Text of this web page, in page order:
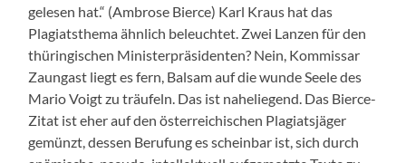
gelesen hat.“ (Ambrose Bierce) Karl Kraus hat das
Plagiatsthema ähnlich beleuchtet. Zwei Lanzen für den
thüringischen Ministerpräsidenten? Nein, Kommissar
Zaungast liegt es fern, Balsam auf die wunde Seele des
Mario Voigt zu träufeln. Das ist naheliegend. Das Bierce-
Zitat ist eher auf den österreichischen Plagiatsjäger
gemünzt, dessen Berufung es scheinbar ist, sich durch